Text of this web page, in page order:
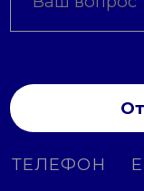
ТЕЛЕФОН